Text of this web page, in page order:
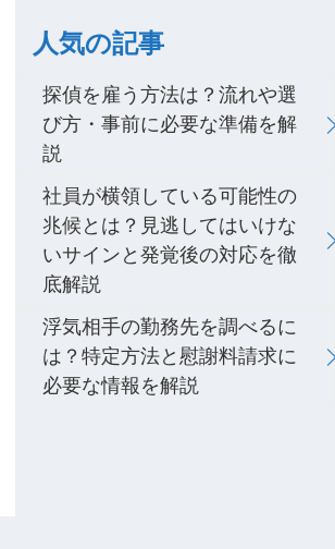
人気の記事
探偵を雇う方法は？流れや選
び方・事前に必要な準備を解
説
社員が横領している可能性の
兆候とは？見逃してはいけな
いサインと発覚後の対応を徹
底解説
浮気相手の勤務先を調べるに
は？特定方法と慰謝料請求に
必要な情報を解説